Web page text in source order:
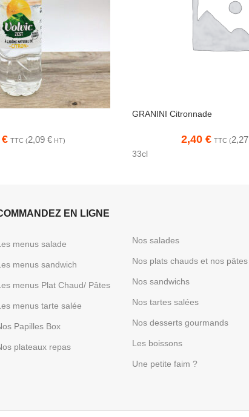
€ TTC (2,09 €HT)
GRANINI Citronnade
2,40 € TTC (2,27
33cl
EN LIGNE
menus salade
menus sandwich
menus Plat Chaud/ Pâtes
menus tarte salée
Papilles Box
plateaux repas
Nos salades
Nos plats chauds et nos pâtes
Nos sandwichs
Nos tartes salées
Nos desserts gourmands
Les boissons
Une petite faim ?